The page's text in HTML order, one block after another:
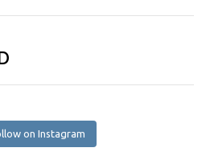
on Instagram